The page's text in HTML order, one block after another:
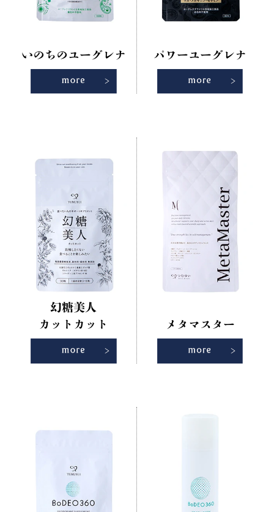
いのちのユーグレナ パワーユーグレナ
幻糖美人
カットカット
メタマスター